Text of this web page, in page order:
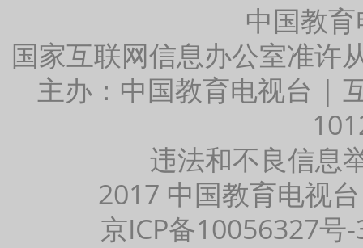
中国教
国家互联网信息办公室准许
主办：中国教育电视台 |
违法和不良信息
2017 中国教育电视
京ICP备10056327号